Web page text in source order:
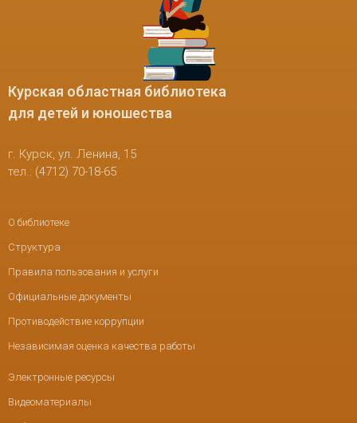
Курская областная библиотека
для детей и юношества
г. Курск, ул. Ленина, 15
тел.: (4712) 70-18-65
О библиотеке
Структура
Правила пользования и услуги
Официальные документы
Противодействие коррупции
Независимая оценка качества работы
Электронные ресурсы
Видеоматериалы